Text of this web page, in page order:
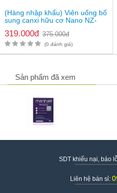
(Hàng nhập khẩu) Viên uống bổ
sung canxi hữu cơ Nano NZ-
319.000đ 375.000đ
(0 đánh giá)
Sản phẩm đã xem
SDT khiếu nại, báo
Liên hệ bán sỉ: